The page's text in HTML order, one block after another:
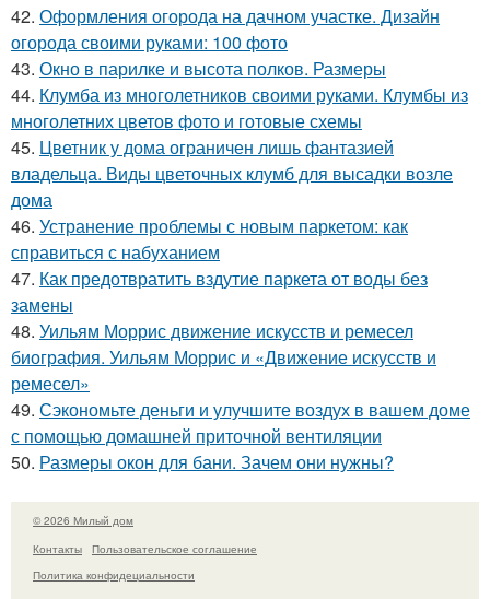
42. Оформления огорода на дачном участке. Дизайн
огорода своими руками: 100 фото
43. Окно в парилке и высота полков. Размеры
44. Клумба из многолетников своими руками. Клумбы из
многолетних цветов фото и готовые схемы
45. Цветник у дома ограничен лишь фантазией
владельца. Виды цветочных клумб для высадки возле
дома
46. Устранение проблемы с новым паркетом: как
справиться с набуханием
47. Как предотвратить вздутие паркета от воды без
замены
48. Уильям Моррис движение искусств и ремесел
биография. Уильям Моррис и «Движение искусств и
ремесел»
49. Сэкономьте деньги и улучшите воздух в вашем доме
с помощью домашней приточной вентиляции
50. Размеры окон для бани. Зачем они нужны?
© 2026 Милый дом
Контакты
Пользовательское соглашение
Политика конфидециальности